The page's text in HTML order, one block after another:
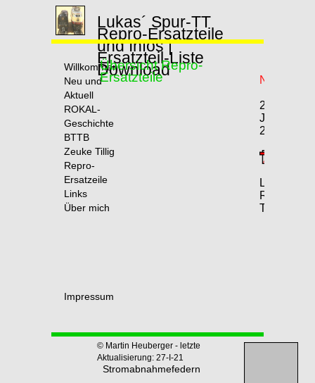
Lukas´ Spur-TT
Repro-Ersatzteile
und Infos |
Ersatzteil-Liste
Download
Willkommen
Neu und
Aktuell
ROKAL-
Geschichte
BTTB
Zeuke Tillig
Repro-
Ersatzeile
Links
Über mich
Impressum
Übersicht Repro-
Ersatzteile
Stromabnahmefedern
© Martin Heuberger - letzte
Aktualisierung: 27-I-21